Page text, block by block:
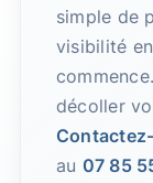
simple de
visibilité
décoller
au 07 85